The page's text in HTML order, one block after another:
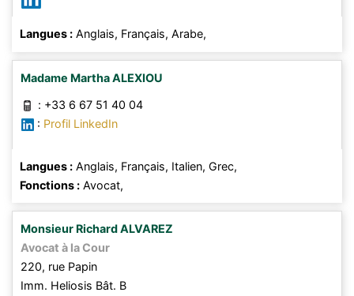
Langues : Anglais, Français, Arabe,
Madame MarthaALEXIOU
: +33 6 67 51 40 04
: Profil LinkedIn
Langues : Anglais, Français, Italien, Grec,
Fonctions : Avocat,
Monsieur RichardALVAREZ
Avocat à la Cour
220, rue Papin
Imm. Heliosis Bât. B